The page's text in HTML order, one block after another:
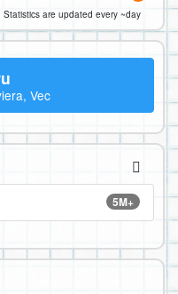
Statistics are updated every ~day
Vec
5M+